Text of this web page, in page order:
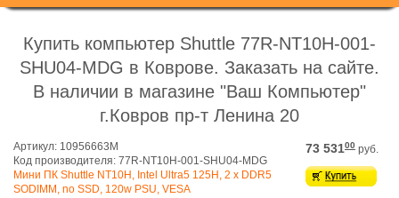
Купить компьютер Shuttle 77R-NT10H-001-
SHU04-MDG в Коврове. Заказать на сайте.
В наличии в магазине "Ваш Компьютер"
г.Ковров пр-т Ленина 20
Артикул: 10956663M
Код производителя: 77R-NT10H-001-SHU04-MDG
Мини ПК Shuttle NT10H, Intel Ultra5 125H, 2 x DDR5
SODIMM, no SSD, 120w PSU, VESA
73 53100 руб.